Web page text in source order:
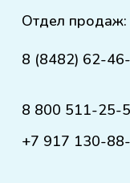
Отдел продаж:
8 (8482) 62-
8 800 511-25-
+7 917 130-